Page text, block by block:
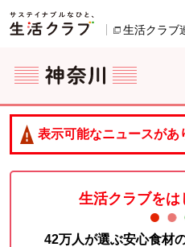
ページの先頭です。
生活クラブ
ここからサイト内共通メニュー
サイト内共通メニューをスキッ
サイト内共通メニューここまで
表示可能なニュースがあ
生活クラブをは
42万人が選ぶ安心食材